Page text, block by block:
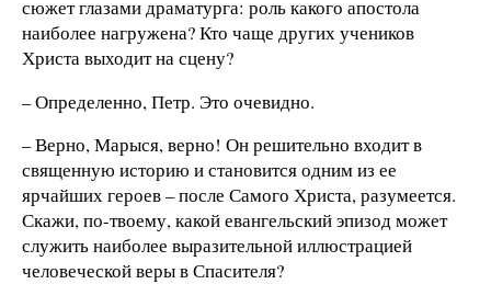
сюжет глазами драматурга: роль какого апостола
наиболее нагружена? Кто чаще других учеников
Христа выходит на сцену?
– Определенно, Петр. Это очевидно.
– Верно, Марыся, верно! Он решительно входит в
священную историю и становится одним из ее
ярчайших героев – после Самого Христа, разумеется.
Скажи, по-твоему, какой евангельский эпизод может
служить наиболее выразительной иллюстрацией
человеческой веры в Спасителя?